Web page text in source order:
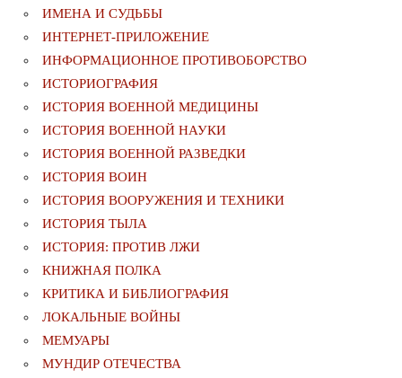
ИМЕНА И СУДЬБЫ
ИНТЕРНЕТ-ПРИЛОЖЕНИЕ
ИНФОРМАЦИОННОЕ ПРОТИВОБОРСТВО
ИСТОРИОГРАФИЯ
ИСТОРИЯ ВОЕННОЙ МЕДИЦИНЫ
ИСТОРИЯ ВОЕННОЙ НАУКИ
ИСТОРИЯ ВОЕННОЙ РАЗВЕДКИ
ИСТОРИЯ ВОИН
ИСТОРИЯ ВООРУЖЕНИЯ И ТЕХНИКИ
ИСТОРИЯ ТЫЛА
ИСТОРИЯ: ПРОТИВ ЛЖИ
КНИЖНАЯ ПОЛКА
КРИТИКА И БИБЛИОГРАФИЯ
ЛОКАЛЬНЫЕ ВОЙНЫ
МЕМУАРЫ
МУНДИР ОТЕЧЕСТВА